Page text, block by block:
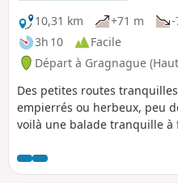
10,31 km
+71 m
-
3h 10
Facile
Départ à Gragnague
Des petites routes
empierrés ou herbeux, peu
voilà une balade tranquille à
Gragnague et Saint-Marcel-
vallée du Girou.